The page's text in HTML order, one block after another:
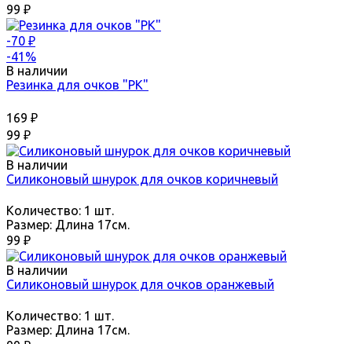
99 ₽
-70 ₽
-41%
В наличии
Резинка для очков "РК"
169 ₽
99 ₽
В наличии
Силиконовый шнурок для очков коричневый
Количество: 1 шт.
Размер: Длина 17см.
99 ₽
В наличии
Силиконовый шнурок для очков оранжевый
Количество: 1 шт.
Размер: Длина 17см.